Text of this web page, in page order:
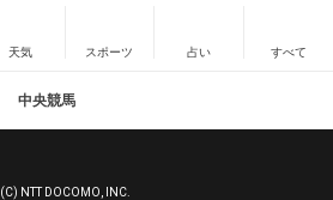
天気 スポーツ 占い すべて
中央競馬
(C) NTT DOCOMO, INC.